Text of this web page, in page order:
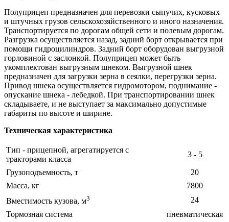
Полуприцеп предназначен для перевозки сыпучих, кусковых
и штучных грузов сельскохозяйственного и иного назначения.
Транспортируется по дорогам общей сети и полевым дорогам.
Разгрузка осуществляется назад, задний борт открывается при
помощи гидроцилиндров. Задний борт оборудован выгрузной
горловиной с заслонкой. Полуприцеп может быть
укомплектован выгрузным шнеком. Выгрузной шнек
предназначен для загрузки зерна в сеялки, перегрузки зерна.
Привод шнека осуществляется гидромотором, поднимание -
опускание шнека - лебедкой. При транспортировании шнек
складываете, и не выступает за максимально допустимые
габариты по высоте и ширине.
Техническая характеристика
Тип - прицепной, агрегатируется с
тракторами класса
3 - 5
Грузоподъемность, т
20
Масса, кг
7800
Вместимость кузова, м3
24
Тормозная система
пневматическая